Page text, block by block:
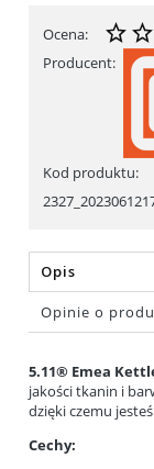
Ocena:
Producent:
Kod produktu:
Opis
Opinie o
5.11® Emea
jakości tkanin i
dzięki czemu
Cechy: